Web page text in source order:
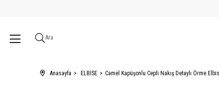
Ara
Anasayfa ELBİSE Camel Kapüşonlu Cepli Nakış Detaylı Örme